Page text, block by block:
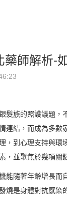
師解析-
族的照護議題
結，而成為多
到心理支持與
並聚焦於幾項
隨著年齡增長
是身體對抗感